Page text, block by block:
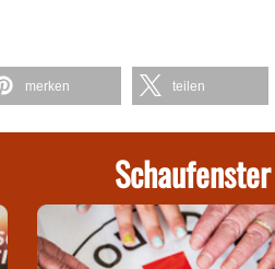
merken teilen
Schaufenster